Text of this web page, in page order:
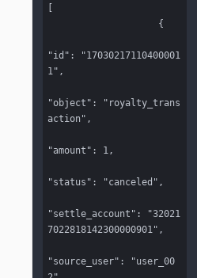
"id": "17030217110400001
1",
"object": "royalty_trans
action",
"amount": 1,
"status": "canceled",
"settle_account": "32021
7022818142300000901",
"source_user": "user_00